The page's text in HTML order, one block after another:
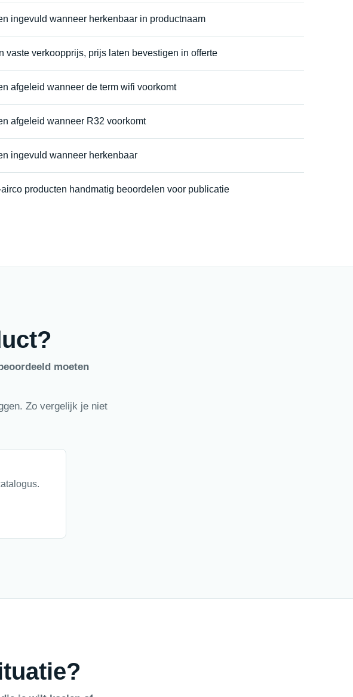
ingevuld wanneer herkenbaar in productnaam
vaste verkoopprijs, prijs laten bevestigen in offerte
afgeleid wanneer de term wifi voorkomt
afgeleid wanneer R32 voorkomt
ingevuld wanneer herkenbaar
airco producten handmatig beoordelen voor publicatie
moeten
Zo vergelijk je niet